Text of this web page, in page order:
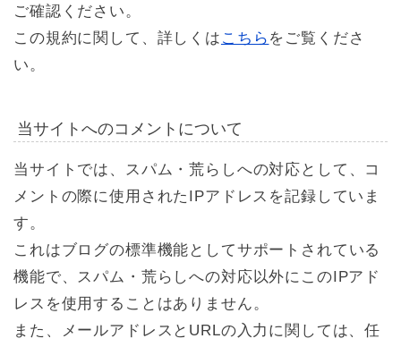
ご確認ください。
この規約に関して、詳しくは こちら をご覧くださ
い。
当サイトへのコメントについて
当サイトでは、スパム・荒らしへの対応として、コ
メントの際に使用されたIPアドレスを記録していま
す。
これはブログの標準機能としてサポートされている
機能で、スパム・荒らしへの対応以外にこのIPアド
レスを使用することはありません。
また、メールアドレスとURLの入力に関しては、任